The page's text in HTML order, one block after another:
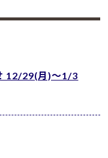
12/29(月)～1/3